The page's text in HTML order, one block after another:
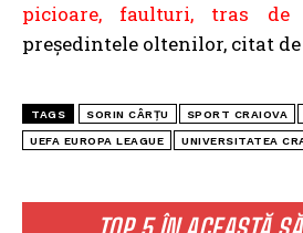
picioare, faulturi, tras de
președintele oltenilor, citat
TAGS SORIN CÂRȚU SPORT CRAIOVA
UEFA EUROPA LEAGUE UNIVERSITATEA